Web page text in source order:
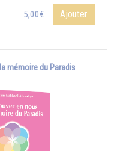
5,00€ Ajouter
mémoire du Paradis